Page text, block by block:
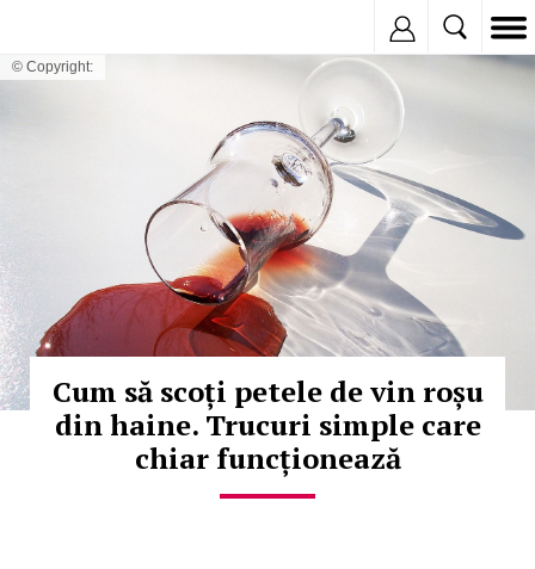
© Copyright:
Cum să scoți petele de vin roșu
din haine. Trucuri simple care
chiar funcționează